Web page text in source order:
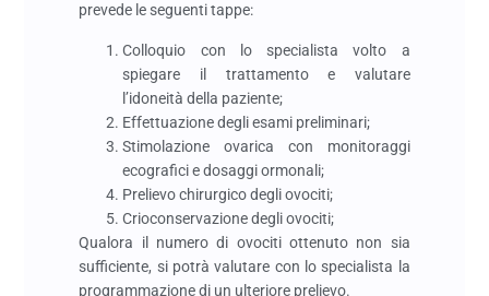
prevede le seguenti tappe:
Colloquio con lo specialista volto a
spiegare il trattamento e valutare
l’idoneità della paziente;
Effettuazione degli esami preliminari;
Stimolazione ovarica con monitoraggi
ecografici e dosaggi ormonali;
Prelievo chirurgico degli ovociti;
Crioconservazione degli ovociti;
Qualora il numero di ovociti ottenuto non sia
sufficiente, si potrà valutare con lo specialista la
programmazione di un ulteriore prelievo.